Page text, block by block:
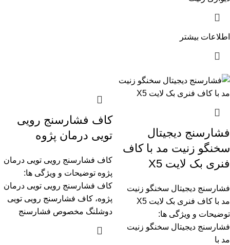
اطلاعات بیشتر
فشارسنج دیجیتال
سخنگو زنیت مد با کاف
فنری بک لایت X5
فشارسنج دیجیتال سخنگو زنیت
مد با کاف فنری بک لایت X5
توضیحات و ویژگی ها:
فشارسنج دیجیتال سخنگو زنیت
مد با
کاف فشارسنج رویی
تویی درمان پژوه
کاف فشارسنج رویی تویی درمان
پژوه توضیحات و ویژگی ها:
کاف فشارسنج رویی تویی درمان
پژوه، کاف فشارسنج رویی تویی
دوشلنگ مخصوص فشارسنج